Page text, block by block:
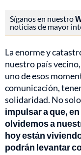
Síganos en nuestro
noticias de mayor
La enorme y
nuestro país
uno de esos
comunicación,
solidaridad. No
impulsar a que,
olvidemos a
hoy están
podrán levantar